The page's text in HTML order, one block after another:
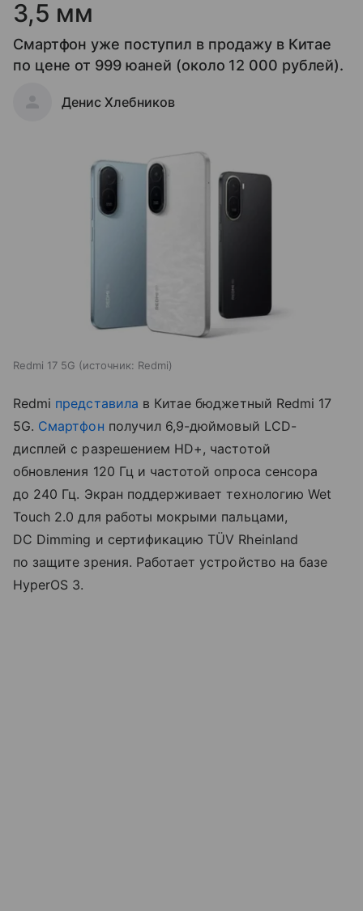
3,5 мм
Смартфон уже поступил в продажу в Китае
по цене от 999 юаней (около 12 000 рублей).
Денис Хлебников
Redmi 17 5G источник: Redmi
Redmi представила в Китае бюджетный Redmi 17
5G. Смартфон получил 6,9-дюймовый LCD-
дисплей с разрешением HD+, частотой
обновления 120 Гц и частотой опроса сенсора
до 240 Гц. Экран поддерживает технологию Wet
Touch 2.0 для работы мокрыми пальцами,
DC Dimming и сертификацию TÜV Rheinland
по защите зрения. Работает устройство на базе
HyperOS 3.